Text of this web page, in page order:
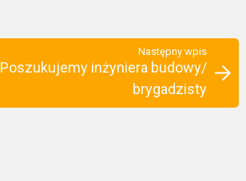
Następny wpis
Poszukujemy inżyniera budowy/
brygadzisty